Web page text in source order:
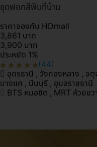
ชุดฟอกสีฟันที่บ้าน
ราคาจองกับ HDmall
3,861 บาท
3,900 บาท
ประหยัด 1%
(44)
อุดรธานี , วังทองหลาง , จ
บางแค , มีนบุรี , อุบลราชธานี
BTS หมอชิต , MRT ห้วยข